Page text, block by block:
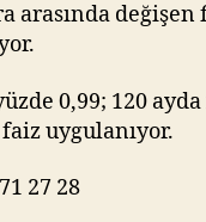
arasında
0,99; 120
uygulanıyor.
27 28